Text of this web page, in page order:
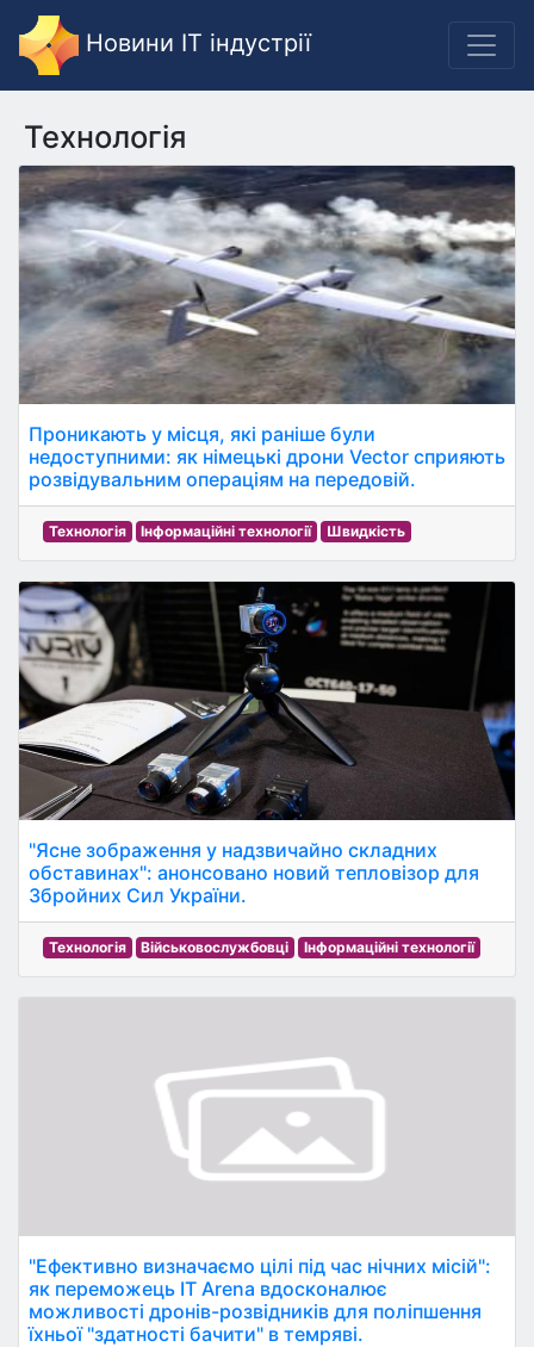
Новини IT індустрії
Технологія
Проникають у місця, які раніше були
недоступними: як німецькі дрони Vector сприяють
розвідувальним операціям на передовій.
Технологія Інформаційні технології Швидкість
"Ясне зображення у надзвичайно складних
обставинах": анонсовано новий тепловізор для
Збройних Сил України.
Технологія Військовослужбовці Інформаційні технології
"Ефективно визначаємо цілі під час нічних місій":
як переможець IT Arena вдосконалює
можливості дронів-розвідників для поліпшення
їхньої "здатності бачити" в темряві.